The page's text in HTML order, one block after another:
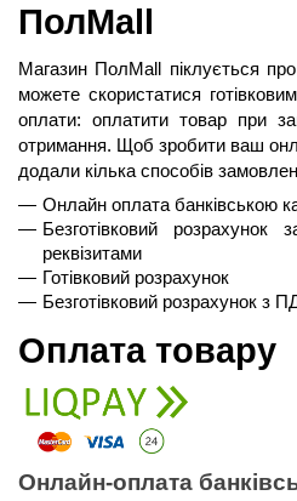
ПолMall
Магазин ПолMall
піклується
можете скористатися
оплати: оплатити товар при
отримання. Щоб зробити ваш
додали кілька способів
Онлайн оплата банківською
Безготівковий
реквізитами
Готівковий розрахунок
Безготівковий розрахунок з
Оплата товару
Онлайн-оплата